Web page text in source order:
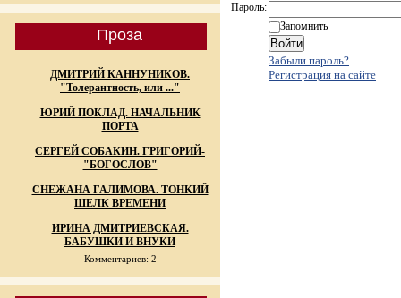
Проза
ДМИТРИЙ КАННУНИКОВ.
"Толерантность, или ..."
ЮРИЙ ПОКЛАД. НАЧАЛЬНИК
ПОРТА
СЕРГЕЙ СОБАКИН. ГРИГОРИЙ-
"БОГОСЛОВ"
СНЕЖАНА ГАЛИМОВА. ТОНКИЙ
ШЕЛК ВРЕМЕНИ
ИРИНА ДМИТРИЕВСКАЯ.
БАБУШКИ И ВНУКИ
Комментариев: 2
Пароль:
Запомнить
Забыли пароль?
Регистрация на сайте